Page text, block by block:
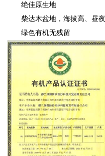
绝佳原生地
柴达木盆地，海拔高、昼
绿色有机无残留